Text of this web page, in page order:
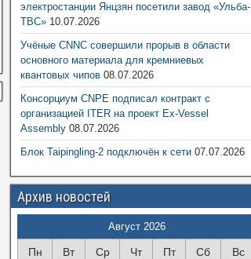
электростанции Янцзян посетили завод «Ульба-
ТВС» 10.07.2026
Учёные CNNC совершили прорыв в области
основного материала для кремниевых
квантовых чипов 08.07.2026
Консорциум CNPE подписал контракт с
организацией ITER на проект Ex-Vessel
Assembly 08.07.2026
Блок Taipingling-2 подключён к сети 07.07.2026
Архив новостей
Август 2026
Пн Вт Ср Чт Пт Сб Вс